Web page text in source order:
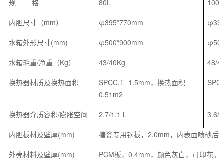
规 格 80L
100L
内胆尺寸（mm）
φ395*770mm
水箱外形尺寸(mm)
φ500*900mm
水箱毛重/净重（Kg）
43/40Kg
48/
换热器材质及换热面积
SPCC,T=1.5mm，换热面积
0.51m2
换热器介质容积/膨胀空间 2.7/1.1 L
3.6/
内胆板材及壁厚(mm)
搪瓷专用钢板，2.0mm，内表面喷砂后
外壳材料及壁厚(mm)
PCM板，0.4mm，颜色灰白，可印花。